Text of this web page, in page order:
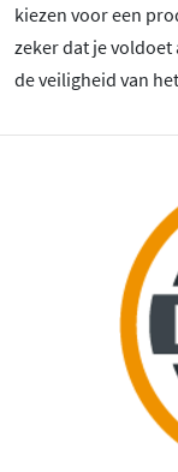
kiezen voor een
zeker dat je
de veiligheid van